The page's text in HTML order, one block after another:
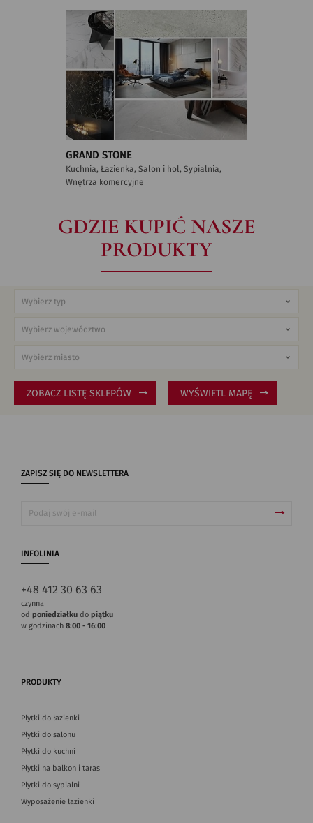
GRAND STONE
Kuchnia, Łazienka, Salon i hol, Sypialnia,
Wnętrza komercyjne
GDZIE KUPIĆ NASZE
PRODUKTY
ZOBACZ LISTĘ SKLEPÓW WYŚWIETL MAPĘ
ZAPISZ SIĘ DO NEWSLETTERA
INFOLINIA
+48 412 30 63 63
czynna
od poniedziałku do piątku
w godzinach 8:00 - 16:00
PRODUKTY
Płytki do łazienki
Płytki do salonu
Płytki do kuchni
Płytki na balkon i taras
Płytki do sypialni
Wyposażenie łazienki